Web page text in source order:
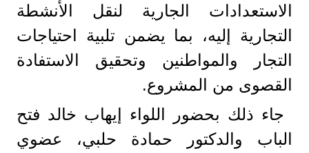
الاستعدادات الجارية لنقل الأنشطة
التجارية إليه، بما يضمن تلبية احتياجات
التجار والمواطنين وتحقيق الاستفادة
القصوى من المشروع.
جاء ذلك بحضور اللواء إيهاب خالد فتح
الباب والدكتور حمادة حلبي، عضوي